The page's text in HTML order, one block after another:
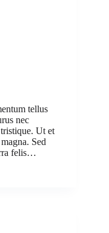
tellus
nec
Ut et
Sed
felis…